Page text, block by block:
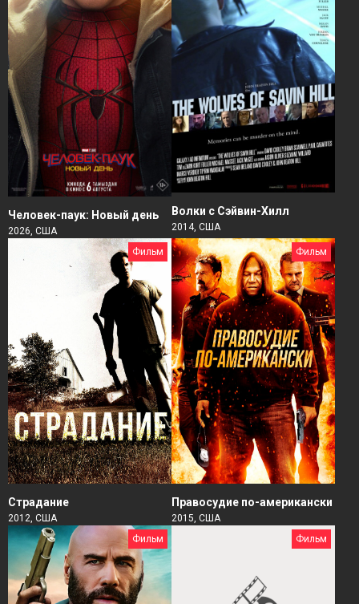
Человек-паук: Новый день
2026, США
Волки с Сэйвин-Хилл
2014, США
Фильм
Страдание
2012, США
Фильм
Правосудие по-американски
2015, США
Фильм
Фильм